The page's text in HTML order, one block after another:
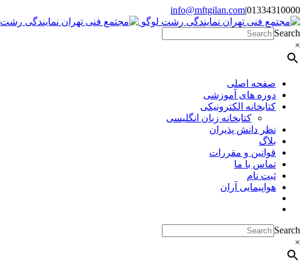
Skip
to
content
01334310000
|
info@mftgilan.com
Instagram
LinkedIn
Search
×
صفحه اصلی
دوره های آموزشی
کتابخانه الکترونیکی
کتابخانه زبان انگلیسی
نظر دانش پذیران
بلاگ
قوانین و مقررات
تماس با ما
ثبت نام
هواپیمایی آران
Search
×